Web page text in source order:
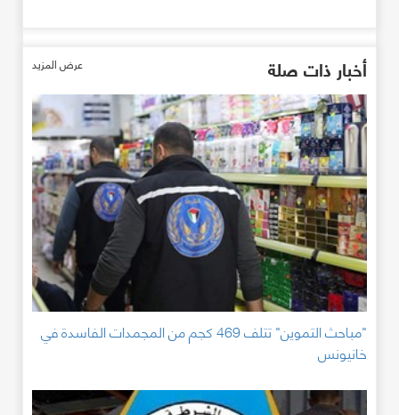
أخبار ذات صلة عرض المزيد
"مباحث التموين" تتلف 469 كجم من المجمدات الفاسدة في
خانيونس